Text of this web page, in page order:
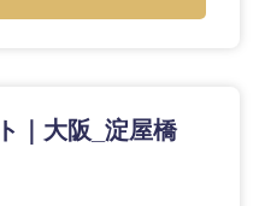
｜大阪_淀屋橋